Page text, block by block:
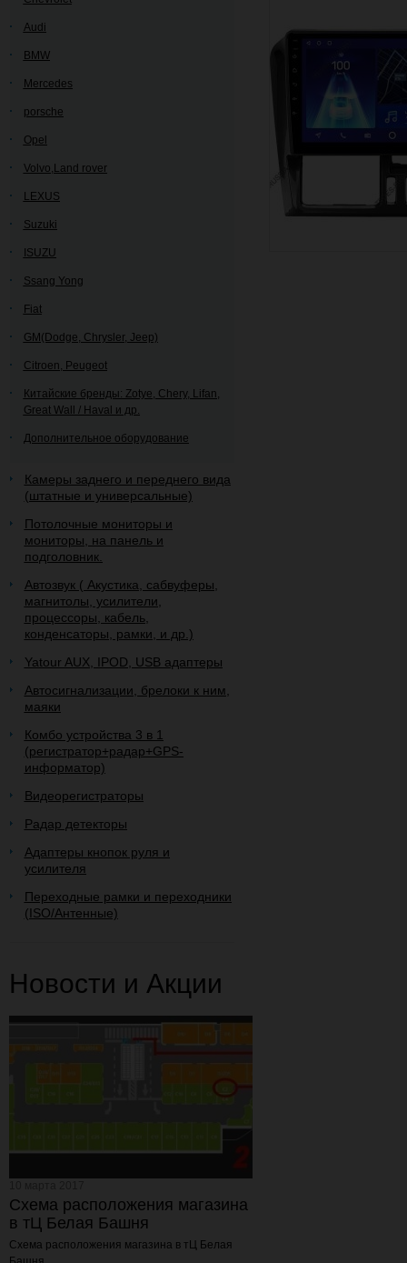
Audi
BMW
Mercedes
porsche
Opel
Volvo,Land rover
LEXUS
Suzuki
ISUZU
Ssang Yong
Fiat
GM(Dodge, Chrysler, Jeep)
Citroen, Peugeot
Китайские бренды: Zotye, Chery, Lifan,
Great Wall / Haval и др.
Дополнительное оборудование
Камеры заднего и переднего вида
(штатные и универсальные)
Потолочные мониторы и
мониторы, на панель и
подголовник.
Автозвук ( Акустика, сабвуферы,
магнитолы, усилители,
процессоры, кабель,
конденсаторы, рамки, и др.)
Yatour AUX, IPOD, USB адаптеры
Автосигнализации, брелоки к ним,
маяки
Комбо устройства 3 в 1
(регистратор+радар+GPS-
информатор)
Видеорегистраторы
Радар детекторы
Адаптеры кнопок руля и
усилителя
Переходные рамки и переходники
(ISO/Антенные)
Новости и Акции
Схема расположения магазина
в тЦ Белая Башня
Схема расположения магазина в тЦ Белая